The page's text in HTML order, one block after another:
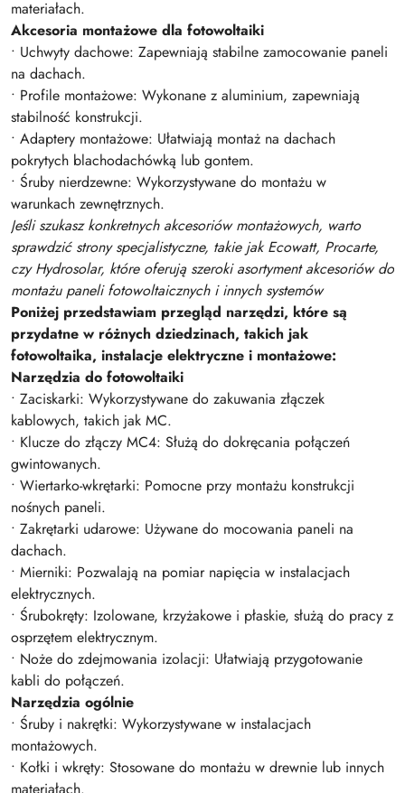
materiałach.
Akcesoria montażowe dla fotowoltaiki
• Uchwyty dachowe: Zapewniają stabilne zamocowanie paneli
na dachach.
• Profile montażowe: Wykonane z aluminium, zapewniają
stabilność konstrukcji.
• Adaptery montażowe: Ułatwiają montaż na dachach
pokrytych blachodachówką lub gontem.
• Śruby nierdzewne: Wykorzystywane do montażu w
warunkach zewnętrznych.
Jeśli szukasz konkretnych akcesoriów montażowych, warto
sprawdzić strony specjalistyczne, takie jak Ecowatt, Procarte,
czy Hydrosolar, które oferują szeroki asortyment akcesoriów do
montażu paneli fotowoltaicznych i innych systemów
Poniżej przedstawiam przegląd narzędzi, które są
przydatne w różnych dziedzinach, takich jak
fotowoltaika, instalacje elektryczne i montażowe:
Narzędzia do fotowoltaiki
• Zaciskarki: Wykorzystywane do zakuwania złączek
kablowych, takich jak MC.
• Klucze do złączy MC4: Służą do dokręcania połączeń
gwintowanych.
• Wiertarko-wkrętarki: Pomocne przy montażu konstrukcji
nośnych paneli.
• Zakrętarki udarowe: Używane do mocowania paneli na
dachach.
• Mierniki: Pozwalają na pomiar napięcia w instalacjach
elektrycznych.
• Śrubokręty: Izolowane, krzyżakowe i płaskie, służą do pracy z
osprzętem elektrycznym.
• Noże do zdejmowania izolacji: Ułatwiają przygotowanie
kabli do połączeń.
Narzędzia ogólnie
• Śruby i nakrętki: Wykorzystywane w instalacjach
montażowych.
• Kołki i wkręty: Stosowane do montażu w drewnie lub innych